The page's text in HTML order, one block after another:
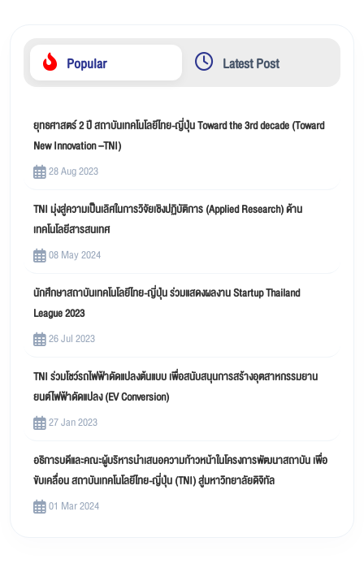
Popular Latest Post
ยุทธศาสตร์ 2 ปี สถาบันเทคโนโลยีไทย-ญี่ปุ่น Toward the 3rd decade (Toward
New Innovation –TNI)
28 Aug 2023
TNI มุ่งสู่ความเป็นเลิศในการวิจัยเชิงปฏิบัติการ (Applied Research) ด้าน
เทคโนโลยีสารสนเทศ
08 May 2024
นักศึกษาสถาบันเทคโนโลยีไทย-ญี่ปุ่น ร่วมแสดงผลงาน Startup Thailand
League 2023
26 Jul 2023
TNI ร่วมโชว์รถไฟฟ้าดัดแปลงต้นแบบ เพื่อสนับสนุนการสร้างอุตสาหกรรมยาน
ยนต์ไฟฟ้าดัดแปลง (EV Conversion)
27 Jan 2023
อธิการบดีและคณะผู้บริหารนำเสนอความก้าวหน้าในโครงการพัฒนาสถาบัน เพื่อ
ขับเคลื่อน สถาบันเทคโนโลยีไทย-ญี่ปุ่น (TNI) สู่มหาวิทยาลัยดิจิทัล
01 Mar 2024